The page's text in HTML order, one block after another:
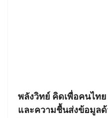
พลังวิทย์ คิดเพื่อคนไท
และความชื้นส่งข้อมูลด้